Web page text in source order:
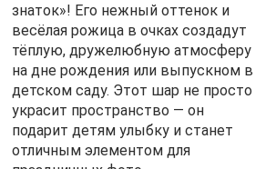
знаток»! Его нежный оттенок и
весёлая рожица в очках создадут
тёплую, дружелюбную атмосферу
на дне рождения или выпускном в
детском саду. Этот шар не просто
украсит пространство — он
подарит детям улыбку и станет
отличным элементом для